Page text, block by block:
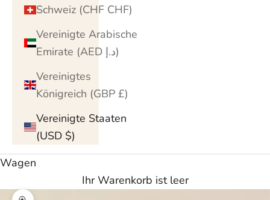
Schweiz (CHF CHF)
Vereinigte Arabische
Emirate (AED د.إ)
Vereinigtes
Königreich (GBP £)
Vereinigte Staaten
(USD $)
Wagen
Ihr Warenkorb ist leer